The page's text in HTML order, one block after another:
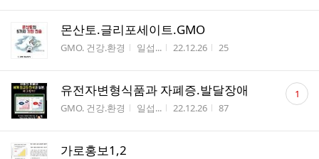
몬산토.글리포세이트.GMO
게시판명
GMO. 건강.환경 작성자
일섭... 작성시간
22.12.26 조회수
25
유전자변형식품과 자폐증.발달장애
게시판명
GMO. 건강.환경 작성자
일섭... 작성시간
22.12.26 조회수
87
댓
글 1
가로홍보1,2